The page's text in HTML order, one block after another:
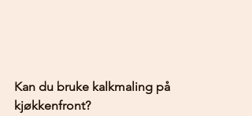
Kan du bruke kalkmaling på
kjøkkenfront?